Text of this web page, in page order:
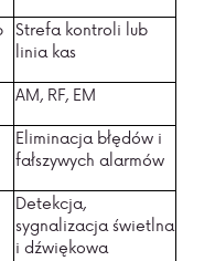
Strefa kontroli lub
linia kas
AM, RF, EM
Eliminacja błędów i
fałszywych alarmów
Detekcja,
sygnalizacja świetlna
i dźwiękowa